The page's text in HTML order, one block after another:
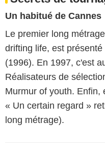
Un habitué de Cannes
Le premier long
drifting life, est
(1996). En 1997, c'est
Réalisateurs de
Murmur of youth. Enfin,
« Un certain regard »
long métrage).